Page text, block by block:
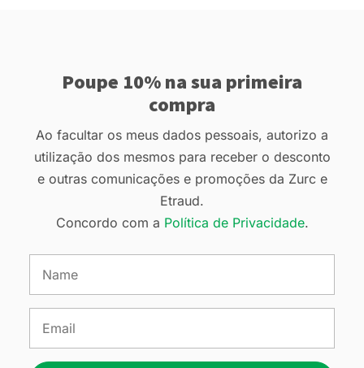
Poupe 10% na sua primeira
compra
Ao facultar os meus dados pessoais, autorizo a
utilização dos mesmos para receber o desconto
e outras comunicações e promoções da Zurc e
Etraud.
Concordo com a Política de Privacidade.